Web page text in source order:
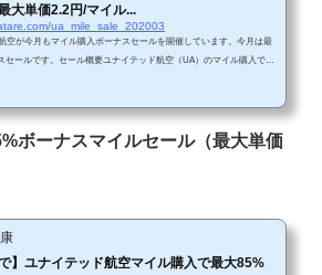
大単価2.2円/マイル...
ua_mile_sale_202003
空が今月もマイル購入ボーナスセールを開催しています。今月は最
セールです。セール概要ユナイテッド航空（UA）のマイル購入で最
225,000マイルまで引き上げられています（前回までは100,000マイル
。 Chromeで「リダイレクトが繰り返し行われました」というエラ
ボーナスマイルセール（最大単価
で】ユナイテッド航空マイル購入で最大85%